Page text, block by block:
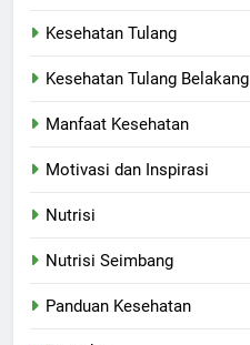
Kesehatan Tulang
Kesehatan Tulang Belakang
Manfaat Kesehatan
Motivasi dan Inspirasi
Nutrisi
Nutrisi Seimbang
Panduan Kesehatan